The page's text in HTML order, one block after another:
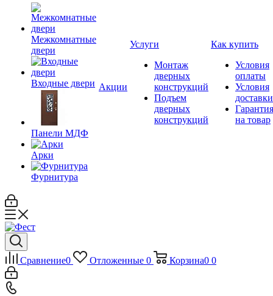
Межкомнатные
двери
Входные двери
Панели МДФ
Арки
Фурнитура
Акции
Услуги
Монтаж
дверных
конструкций
Подъем
дверных
конструкций
Как купить
Условия
оплаты
Условия
доставки
Гарантия
на товар
Сравнение0 Отложенные 0 Корзина0 0